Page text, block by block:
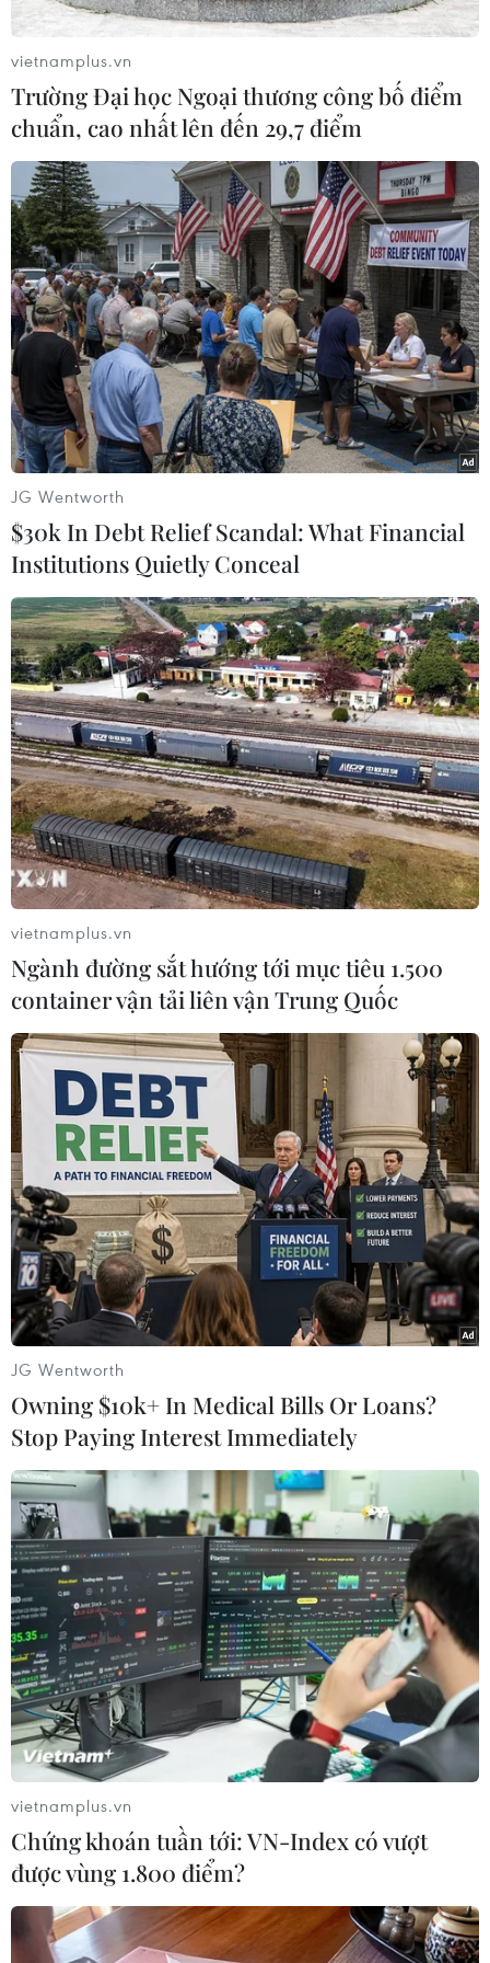
Play
Video
Vi Diệu
(Vietnam+)
#Tàu hỏa đâm nhau
#Tỉnh Brahmanbaria
#Đường sắt
#Tín hiệu giao thông
#Điều tra
Bangladesh
Australia điều tra vụ hai
máy bay suýt va chạm tại
sân bay Sydney
09/08/2026 07:04
Chiến dịch siết nhập cư
của Mỹ tăng tốc, ICE bắt
giữ 51.000 người
09/08/2026 06:56
Cháy rừng nghiêm trọng
tại Canada, cảnh báo lũ
quét ở Đông Nam nước Mỹ
09/08/2026 06:28
Màn pháo hoa mừng Quốc
khánh Mỹ lập kỷ lục
Guinness thế giới
09/08/2026 06:28
Bão Dolphin gây ảnh
hưởng diện rộng tại miền
Đông Trung Quốc
Nhật Bản: Sạt lở đất khiến
gần 400 du khách mắc kẹt
vietnamplus.vn
Trường Đại học Ngoại thương công bố điểm
chuẩn, cao nhất lên đến 29,7 điểm
JG Wentworth
$30k In Debt Relief Scandal: What Financial
Institutions Quietly Conceal
vietnamplus.vn
Ngành đường sắt hướng tới mục tiêu 1.500
container vận tải liên vận Trung Quốc
JG Wentworth
Owning $10k+ In Medical Bills Or Loans?
Stop Paying Interest Immediately
vietnamplus.vn
Chứng khoán tuần tới: VN-Index có vượt
được vùng 1.800 điểm?